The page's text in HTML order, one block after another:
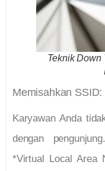
Teknik Down
Memisahkan SSID:
Karyawan Anda
dengan
*Virtual Local Area